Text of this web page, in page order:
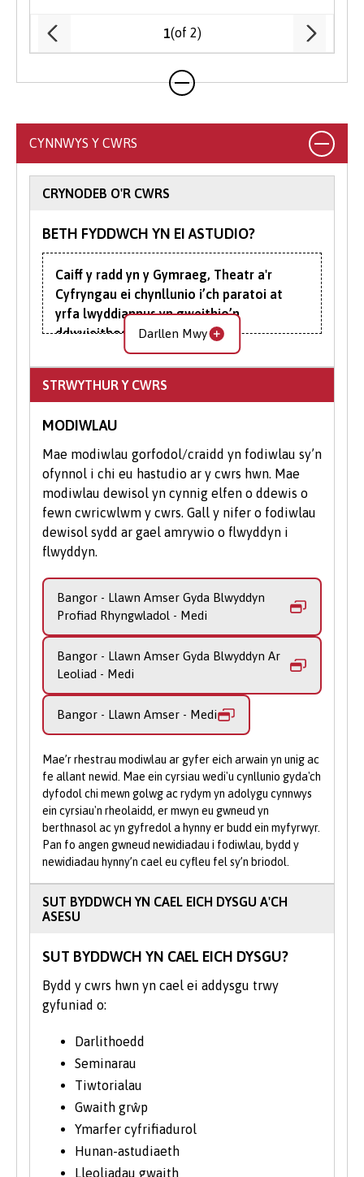
gynnwys a ydych wedi dilyn cwrs addysg
cenedligrwydd neu statws preswylio,
efallai y byddwch yn gymwys i dderbyn
llywodraeth i gyfrannu at ffioedd dysgu a
Gall ein tîm Cyllid Myfyrwyr eich helpu i
hawliau.
Eich Camau Nesaf
Cysylltwch â Derbyniadau: Os oes
gennych gwestiynau neu fod angen
arweiniad arnoch, mae ein tîm
Derbyniadau cyfeillgar ar gael i’ch
helpu.
eich cais trwy ein porth ar-lein gan na
allwch wneud cais trwy UCAS i
astudio'n rhan amser.
1(of 2)
CYNNWYS Y CWRS
CRYNODEB O'R CWRS
BETH FYDDWCH YN EI ASTUDIO?
Caiff y radd yn y Gymraeg, Theatr a'r
Cyfryngau ei chynllunio i’ch paratoi at
yrfa lwyddiannus yn gweithio’n
ddwyieithog.
Mantais allweddol y rhaglenni gradd
Cymraeg yw’r dewis a’r hyblygrwydd sydd o
modiwlau dewisol yn eich galluogi i ddilyn
eich diddordebau mewn meysydd fel
llenyddiaeth wrthryfelgar, radio a
phodlediadau a symudiadau theatrig a
ddylanwadodd ar y theatr fodern. Cewch
ddysgu am agweddau damcaniaethol a
hanesyddol, megis hanes y ddrama
Gymraeg ac Ewropeaidd a'r traddodiad o
addasu gwaith i’r llwyfan, er enghraifft.
Byddwch yn datblygu sgiliau meddwl
beirniadol a dadansoddi gwych. Cewch eich
cyflwyno i arferion beirniadaeth lenyddol o
safbwynt astudiaethau llenyddol cyn yr
20fed ganrif. Trwy ddewisiadau dewisol,
cewch ychwanegu sgiliau ymarferol mewn
ysgrifennu dramâu neu gyfarwyddo at eich
portffolio.
Un o nodweddion mwyaf poblogaidd y
graddau Cymraeg yw’r cyfle i ymwneud â
gweithwyr proffesiynol a chyflogwyr sy’n
siarad Cymraeg. Er y bydd y cyfleoedd
hynny’n amrywio yn ôl y modiwlau a
ddewiswch, gallant eich helpu chi feithrin
rhwydweithiau proffesiynol yn gefn i’ch
Cewch fwynhau herio a thrafod gyda
nofelwyr, beirdd, dramodwyr, golygyddion a
chynhyrchwyr. Mae’r myfyrwyr yn clywed
Mae rhai o’r myfyrwyr wedi bod ar deithiau
maes a lleoliadau gyda chwmnïau darlledu
a stiwdios fel Radio Cymru, BBC
Cymru/Wales, S4C, Cwmni Da, a Swans TV
Mae rhai o’r modiwlau mwy
Darllen Mwy
STRWYTHUR Y CWRS
MODIWLAU
Mae modiwlau gorfodol/craidd yn fodiwlau sy’n
ofynnol i chi eu hastudio ar y cwrs hwn. Mae
modiwlau dewisol yn cynnig elfen o ddewis o
fewn cwricwlwm y cwrs. Gall y nifer o fodiwlau
dewisol sydd ar gael amrywio o flwyddyn i
flwyddyn.
Bangor - Llawn Amser Gyda Blwyddyn
Profiad Rhyngwladol - Medi
Bangor - Llawn Amser Gyda Blwyddyn Ar
Leoliad - Medi
Bangor - Llawn Amser - Medi
Mae’r rhestrau modiwlau ar gyfer eich arwain yn unig ac
fe allant newid. Mae ein cyrsiau wedi'u cynllunio gyda'ch
dyfodol chi mewn golwg ac rydym yn adolygu cynnwys
ein cyrsiau'n rheolaidd, er mwyn eu gwneud yn
berthnasol ac yn gyfredol a hynny er budd ein myfyrwyr.
Pan fo angen gwneud newidiadau i fodiwlau, bydd y
newidiadau hynny’n cael eu cyfleu fel sy’n briodol.
SUT BYDDWCH YN CAEL EICH DYSGU A'CH
ASESU
SUT BYDDWCH YN CAEL EICH DYSGU?
Bydd y cwrs hwn yn cael ei addysgu trwy
gyfuniad o:
Darlithoedd
Seminarau
Tiwtorialau
Gwaith grŵp
Ymarfer cyfrifiadurol
Hunan-astudiaeth
Lleoliadau gwaith